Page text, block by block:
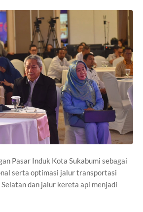
Pasar Induk Kota Sukabumi sebagai
serta optimasi jalur transportasi
dan jalur kereta api menjadi